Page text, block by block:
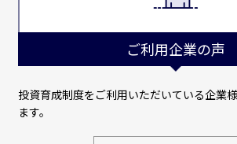
ご利用企業の声
投資育成制度をご利用いただいている企業
ます。